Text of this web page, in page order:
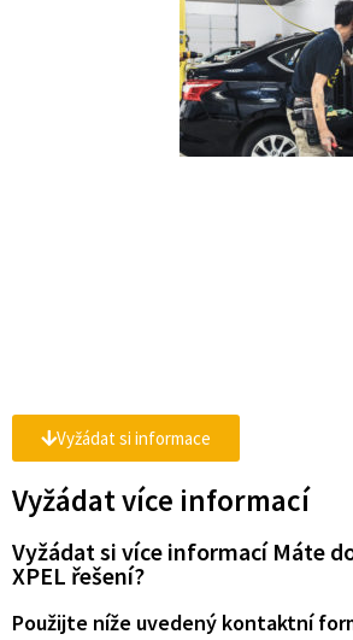
Vyžádat si informace
Vyžádat více informací
Vyžádat si více informací Máte
XPEL řešení?
Použijte níže uvedený kontaktní